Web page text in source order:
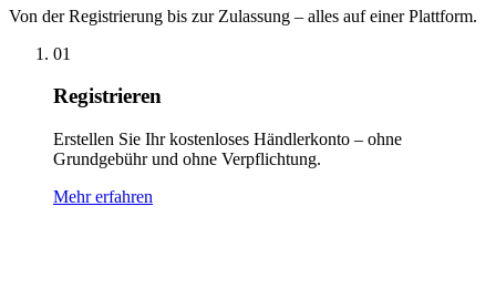
Von der Registrierung bis zur Zulassung – alles auf einer Plattform.
01
Registrieren
Erstellen Sie Ihr kostenloses Händlerkonto – ohne
Grundgebühr und ohne Verpflichtung.
Mehr erfahren